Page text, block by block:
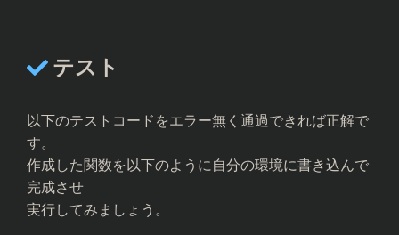
テスト
以下のテストコードをエラー無く通過できれば正解で
す。
作成した関数を以下のように自分の環境に書き込んで
完成させ
実行してみましょう。